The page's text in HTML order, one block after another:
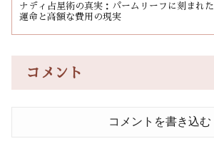
ナディ占星術の真実：パームリーフに刻まれた
運命と高額な費用の現実
コメント
コメントを書き込む